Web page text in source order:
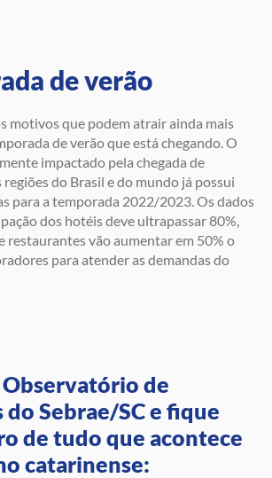
de verão
motivos que podem atrair ainda mais
de verão que está chegando. O
impactado pela chegada de
regiões do Brasil e do mundo já possui
para a temporada 2022/2023. Os dados
dos hotéis deve ultrapassar 80%,
restaurantes vão aumentar em 50% o
para atender as demandas do
Observatório de
do Sebrae/SC e fique
de tudo que acontece
catarinense: